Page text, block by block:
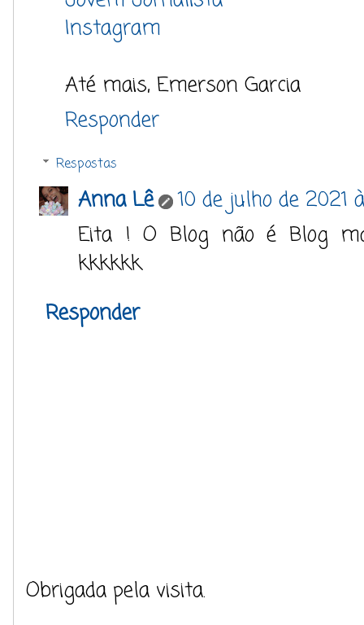
Instagram
Até mais, Emerson Garcia
Responder
Respostas
Anna Lê
10 de julho de 2021
Eita ! O Blog não é Blog
kkkkkk
Responder
Obrigada pela visita.